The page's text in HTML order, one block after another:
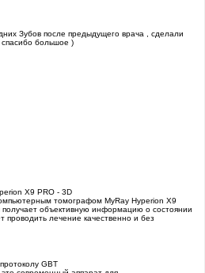
Зубов после предыдущего врача , сделали
большое )
X9 PRO - 3D
томографом MyRay Hyperion X9
объективную информацию о состоянии
проводить лечение качественно и без
GBT